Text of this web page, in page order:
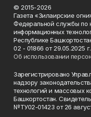
© 2015-2026
Газета «Зилаирские
Федеральной службы по
информационных
Республике
02 - 01866 от 29.05.2025 г.
Об использовании
Зарегистрировано
надзору
технологий и массовых
Башкортостан.
№ТУ02-01423 от 26